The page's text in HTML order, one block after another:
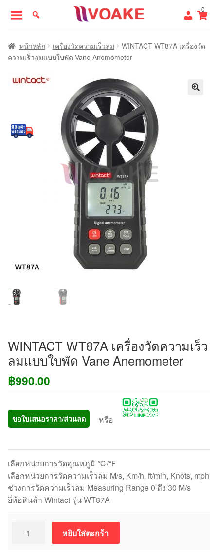
to
navigation
to
content
0
หน้าแรก
หน้าหลัก เครื่องวัดความเร็วลม
WINTACT WT87A เครื่องวัด
ความเร็วลมแบบใบพัด Vane Anemometer
WINTACT WT87A เครื่องวัดความเร็ว
ลมแบบใบพัด Vane Anemometer
฿990.00
ขอใบเสนอราคา/ส่วนลด หรือ
เลือกหน่วยการวัดอุณหภูมิ ℃/℉
เลือกหน่วยการวัดความเร็วลม M/s, Km/h, ft/min, Knots, mph
ช่วงการวัดความเร็วลม Measuring Range 0 ถึง 30 M/s
ยี่ห้อสินค้า Wintact รุ่น WT87A
WINTACT
WT87A
หยิบใส่ตะกร้า